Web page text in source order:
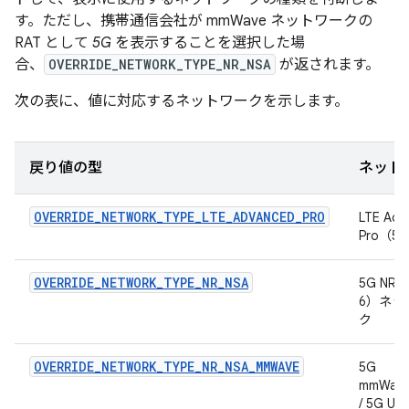
す。ただし、携帯通信会社が mmWave ネットワークの
RAT として 5G を表示することを選択した場
合、
OVERRIDE_NETWORK_TYPE_NR_NSA が返されます。
次の表に、値に対応するネットワークを示します。
戻り値の型 ネット
OVERRIDE_NETWORK_TYPE_LTE_ADVANCED_PRO
LTE
Pro（
OVERRIDE_NETWORK_TYPE_NR_NSA
5G NR
6）ネッ
ク
OVERRIDE_NETWORK_TYPE_NR_NSA_MMWAVE
5G
/ 5G